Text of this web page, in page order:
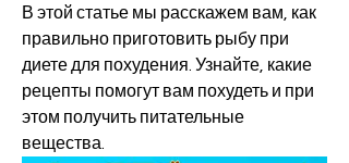
В этой статье мы расскажем вам, как
правильно приготовить рыбу при
диете для похудения. Узнайте, какие
рецепты помогут вам похудеть и при
этом получить питательные
вещества.